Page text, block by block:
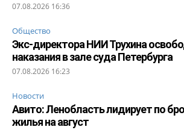
07.08.2026 16:36
Общество
Экс-директора НИИ Трухина
наказания в зале суда Петербурга
07.08.2026 16:23
Новости
Авито: Ленобласть лидирует по
жилья на август